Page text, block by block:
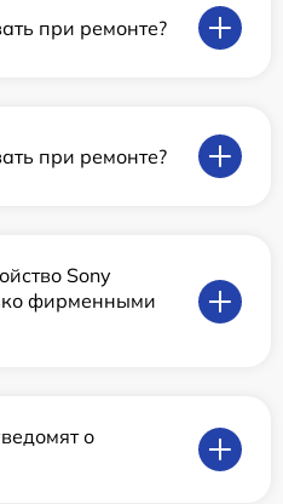
при ремонте?
при ремонте?
Sony
фирменными
о